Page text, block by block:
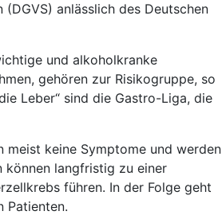
anlässlich des Deutschen
und alkoholkranke
gehören zur Risikogruppe, so
Leber“ sind die Gastro-Liga, die
meist keine Symptome und werden
können langfristig zu einer
führen. In der Folge geht
Patienten.